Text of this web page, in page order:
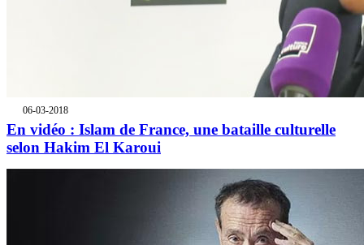
06-03-2018
En vidéo : Islam de France, une bataille culturelle
selon Hakim El Karoui